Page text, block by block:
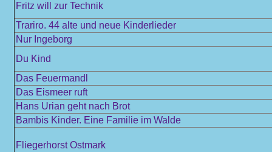
Fritz will zur Technik
Trariro. 44 alte und neue Kinderlieder
Nur Ingeborg
Du Kind
Das Feuermandl
Das Eismeer ruft
Hans Urian geht nach Brot
Bambis Kinder. Eine Familie im Walde
Fliegerhorst Ostmark